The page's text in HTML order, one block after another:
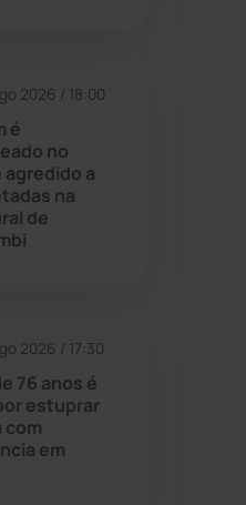
2026 / 18:00
é
no
agredido a
na
de
2026 / 17:30
76 anos é
estuprar
com
em